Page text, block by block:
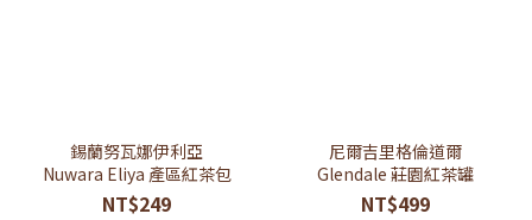
錫蘭努瓦娜伊利亞
Nuwara Eliya 產區紅茶包
NT$249
尼爾吉里格倫道爾
Glendale 莊園紅茶罐
NT$499